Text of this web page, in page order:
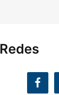
Redes